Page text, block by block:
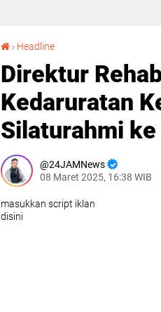
› Headline
Direktur
Kedaruratan
Silaturahmi ke
24JAMNews
08 Maret 2025, 16:38 WIB
masukkan script iklan
disini